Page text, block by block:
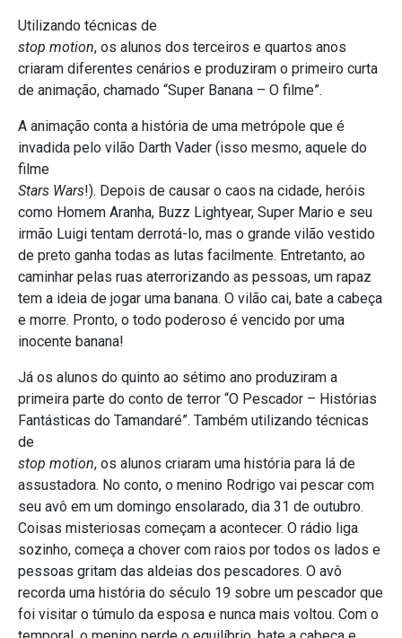
Utilizando técnicas de
stop motion, os alunos dos terceiros e quartos anos
criaram diferentes cenários e produziram o primeiro curta
de animação, chamado “Super Banana – O filme”.
A animação conta a história de uma metrópole que é
invadida pelo vilão Darth Vader (isso mesmo, aquele do
filme
Stars Wars!). Depois de causar o caos na cidade, heróis
como Homem Aranha, Buzz Lightyear, Super Mario e seu
irmão Luigi tentam derrotá-lo, mas o grande vilão vestido
de preto ganha todas as lutas facilmente. Entretanto, ao
caminhar pelas ruas aterrorizando as pessoas, um rapaz
tem a ideia de jogar uma banana. O vilão cai, bate a cabeça
e morre. Pronto, o todo poderoso é vencido por uma
inocente banana!
Já os alunos do quinto ao sétimo ano produziram a
primeira parte do conto de terror “O Pescador – Histórias
Fantásticas do Tamandaré”. Também utilizando técnicas
de
stop motion, os alunos criaram uma história para lá de
assustadora. No conto, o menino Rodrigo vai pescar com
seu avô em um domingo ensolarado, dia 31 de outubro.
Coisas misteriosas começam a acontecer. O rádio liga
sozinho, começa a chover com raios por todos os lados e
pessoas gritam das aldeias dos pescadores. O avô
recorda uma história do século 19 sobre um pescador que
foi visitar o túmulo da esposa e nunca mais voltou. Com o